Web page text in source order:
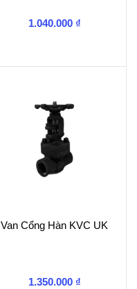
1.040.000 ₫
Van Cổng Hàn KVC UK
1.350.000 ₫